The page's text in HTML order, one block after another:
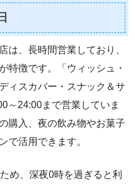
は、長時間営業しており、
特徴です。「ウィッシュ・
ィスカバー・スナック＆サ
～24:00まで営業していま
購入、夜の飲み物やお菓子
で活用できます。
め、深夜0時を過ぎると利